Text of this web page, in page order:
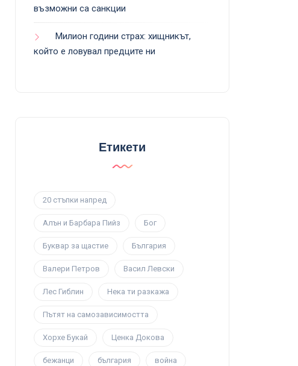
възможни са санкции
Милион години страх: хищникът,
който е ловувал предците ни
Етикети
20 стъпки напред
Алън и Барбара Пийз Бог
Буквар за щастие България
Валери Петров Васил Левски
Лес Гиблин Нека ти разкажа
Пътят на самозависимостта
Хорхе Букай Ценка Докова
бежанци българия война